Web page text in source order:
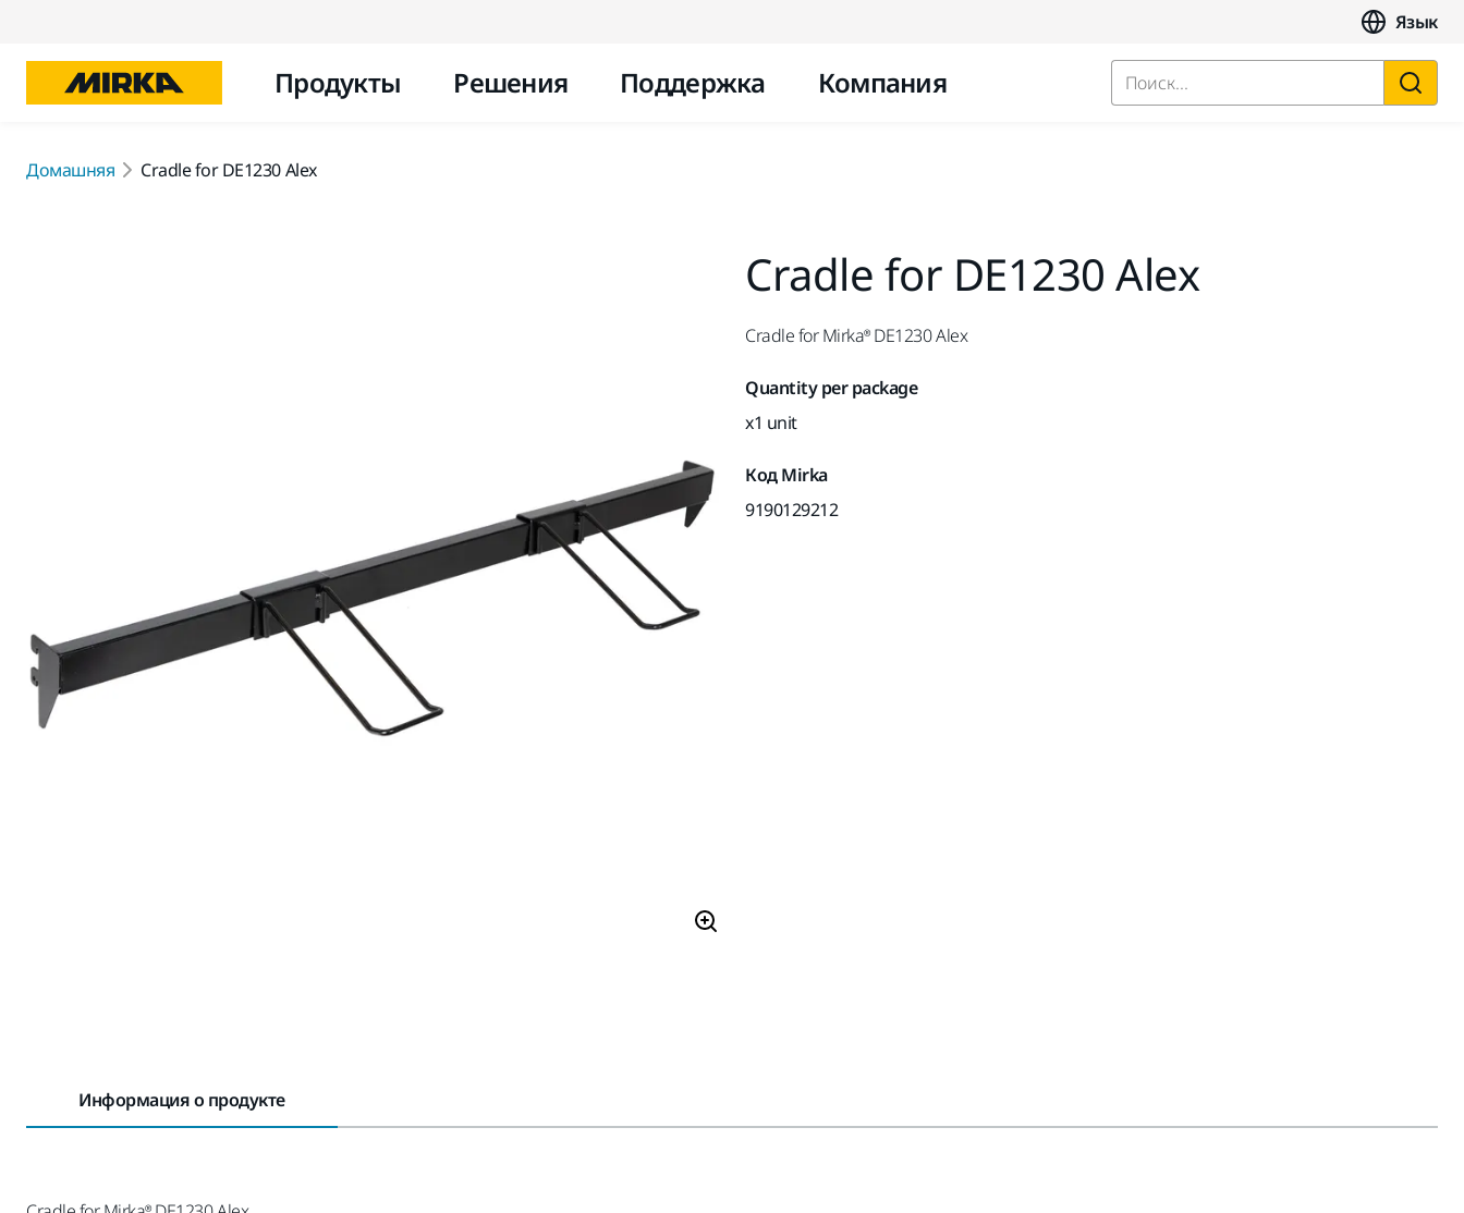
Язык
Продукты Решения Поддержка Компания Поиск...
Домашняя Cradle for DE1230 Alex
Cradle for DE1230 Alex
Cradle for Mirka® DE1230 Alex
Quantity per package
x1 unit
Код Mirka
9190129212
Информация о продукте